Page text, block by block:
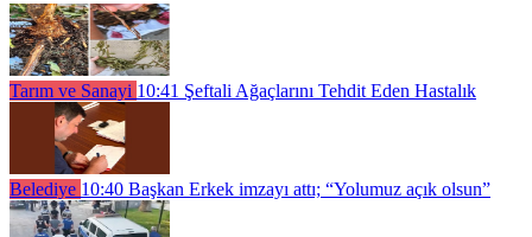
Tarım ve Sanayi 10:41 Şeftali Ağaçlarını Tehdit Eden Hastalık
Belediye 10:40 Başkan Erkek imzayı attı; “Yolumuz açık olsun”